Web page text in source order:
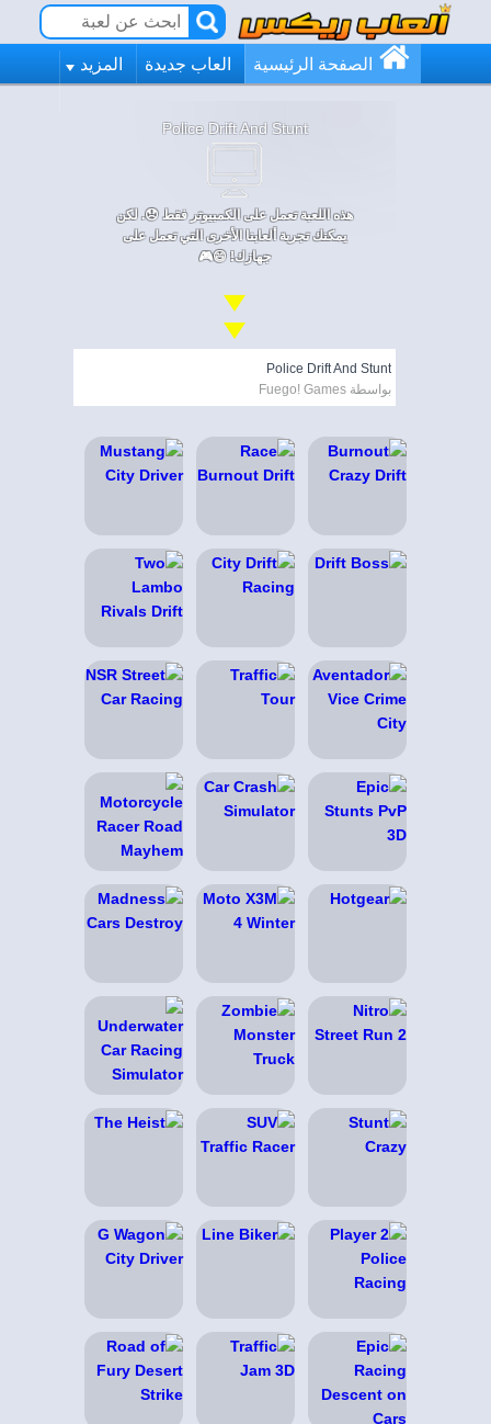
الصفحة الرئيسية العاب جديدة المزيد
Police Drift And Stunt
هذه اللعبة تعمل على الكمبيوتر فقط 😞. لكن
يمكنك تجربة ألعابنا الأخرى التي تعمل على
جهازك! 😄🎮
Police Drift And Stunt
بواسطة Fuego! Games